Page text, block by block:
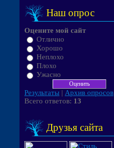
Наш опрос
Оцените мой сайт
Отлично
Хорошо
Неплохо
Плохо
Ужасно
Результаты | Архив опросов
Всего ответов: 13
Друзья сайта